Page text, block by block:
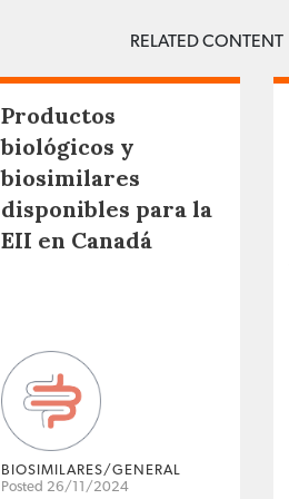
RELATED CONTENT
Productos
biológicos y
biosimilares
disponibles para la
EII en Canadá
BIOSIMILARES/GENERAL
Posted 26/11/2024